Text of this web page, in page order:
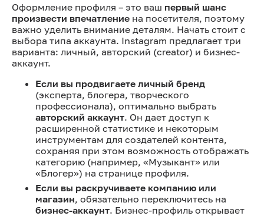
Оформление профиля – это ваш первый шанс
произвести впечатление на посетителя, поэтому
важно уделить внимание деталям. Начать стоит с
выбора типа аккаунта. Instagram предлагает три
варианта: личный, авторский (creator) и бизнес-
аккаунт.
Если вы продвигаете личный бренд
(эксперта, блогера, творческого
профессионала), оптимально выбрать
авторский аккаунт. Он дает доступ к
расширенной статистике и некоторым
инструментам для создателей контента,
сохраняя при этом возможность отображать
категорию (например, «Музыкант» или
«Блогер») на странице профиля.
Если вы раскручиваете компанию или
магазин, обязательно переключитесь на
бизнес-аккаунт. Бизнес-профиль открывает